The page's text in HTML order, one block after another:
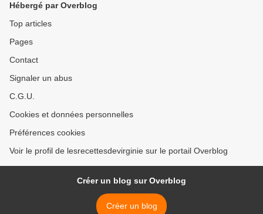
Hébergé par Overblog
Top articles
Pages
Contact
Signaler un abus
C.G.U.
Cookies et données personnelles
Préférences cookies
Voir le profil de lesrecettesdevirginie sur le portail Overblog
Créer un blog sur Overblog
Créer un blog